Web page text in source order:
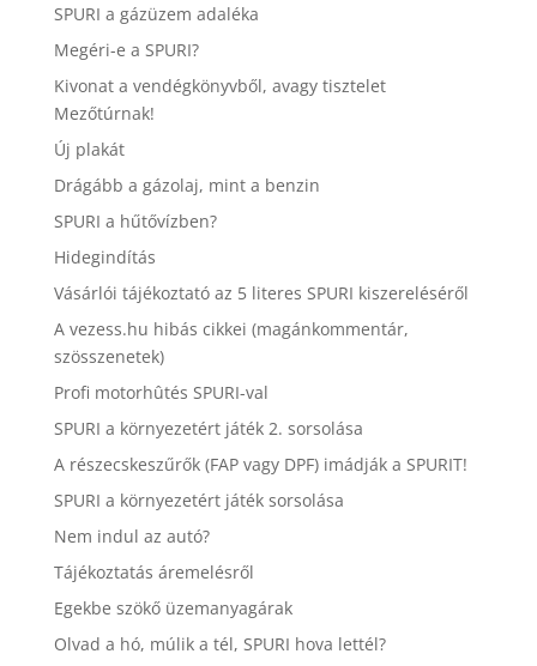
SPURI a gázüzem adaléka
Megéri-e a SPURI?
Kivonat a vendégkönyvből, avagy tisztelet
Mezőtúrnak!
Új plakát
Drágább a gázolaj, mint a benzin
SPURI a hűtővízben?
Hidegindítás
Vásárlói tájékoztató az 5 literes SPURI kiszereléséről
A vezess.hu hibás cikkei (magánkommentár,
szösszenetek)
Profi motorhûtés SPURI-val
SPURI a környezetért játék 2. sorsolása
A részecskeszűrők (FAP vagy DPF) imádják a SPURIT!
SPURI a környezetért játék sorsolása
Nem indul az autó?
Tájékoztatás áremelésről
Egekbe szökő üzemanyagárak
Olvad a hó, múlik a tél, SPURI hova lettél?